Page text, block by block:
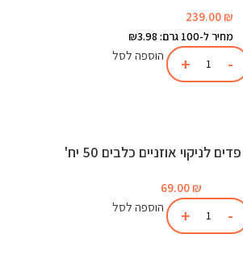
239.00 ₪
מחיר ל-100 גרם: ₪3.98
הוספה לסל
לניקוי אוזניים כלבים 50 יח'
69.00 ₪
הוספה לסל